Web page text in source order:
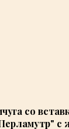
со